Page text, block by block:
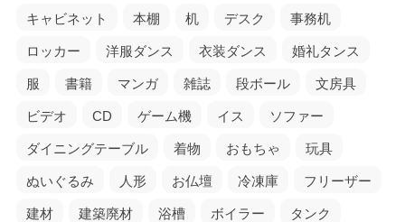
キャビネット 本棚 机 デスク 事務机
ロッカー 洋服ダンス 衣装ダンス 婚礼タンス
服 書籍 マンガ 雑誌 段ボール 文房具
ビデオ CD ゲーム機 イス ソファー
ダイニングテーブル 着物 おもちゃ 玩具
ぬいぐるみ 人形 お仏壇 冷凍庫 フリーザー
建材 建築廃材 浴槽 ボイラー タンク